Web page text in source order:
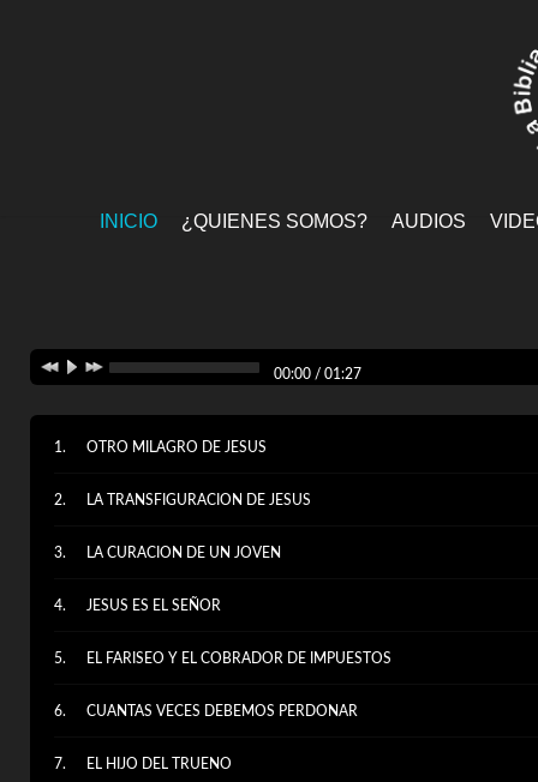
INICIO ¿QUIENES SOMOS? AUDIOS
00:00 / 01:27
OTRO MILAGRO DE JESUS
LA TRANSFIGURACION DE JESUS
LA CURACION DE UN JOVEN
JESUS ES EL SEÑOR
EL FARISEO Y EL COBRADOR DE IMPUESTOS
CUANTAS VECES DEBEMOS PERDONAR
EL HIJO DEL TRUENO